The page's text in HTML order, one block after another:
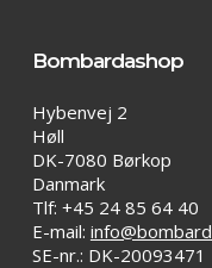
Bombardashop
Hybenvej 2
Høll
DK-7080 Børkop
Danmark
Tlf: +45 24 85 64 40
E-mail:
SE-nr.: DK-20093471